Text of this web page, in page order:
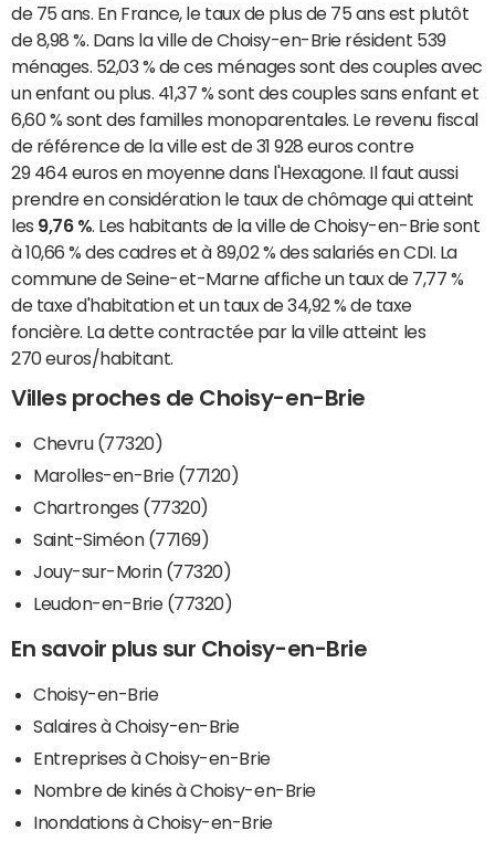
de 75 ans. En France, le taux de plus de 75 ans est plutôt
de 8,98 %. Dans la ville de Choisy-en-Brie résident 539
ménages. 52,03 % de ces ménages sont des couples avec
un enfant ou plus. 41,37 % sont des couples sans enfant et
6,60 % sont des familles monoparentales. Le revenu fiscal
de référence de la ville est de 31 928 euros contre
29 464 euros en moyenne dans l'Hexagone. Il faut aussi
prendre en considération le taux de chômage qui atteint
les 9,76 % . Les habitants de la ville de Choisy-en-Brie sont
à 10,66 % des cadres et à 89,02 % des salariés en CDI. La
commune de Seine-et-Marne affiche un taux de 7,77 %
de taxe d'habitation et un taux de 34,92 % de taxe
foncière. La dette contractée par la ville atteint les
270 euros/habitant.
Villes proches de Choisy-en-Brie
Chevru (77320)
Marolles-en-Brie (77120)
Chartronges (77320)
Saint-Siméon (77169)
Jouy-sur-Morin (77320)
Leudon-en-Brie (77320)
En savoir plus sur Choisy-en-Brie
Choisy-en-Brie
Salaires à Choisy-en-Brie
Entreprises à Choisy-en-Brie
Nombre de kinés à Choisy-en-Brie
Inondations à Choisy-en-Brie